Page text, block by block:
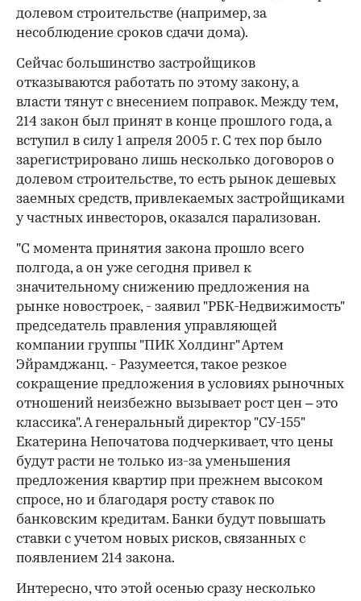
долевом строительстве (например, за
несоблюдение сроков сдачи дома).
Сейчас большинство застройщиков
отказываются работать по этому закону, а
власти тянут с внесением поправок. Между тем,
214 закон был принят в конце прошлого года, а
вступил в силу 1 апреля 2005 г. С тех пор было
зарегистрировано лишь несколько договоров о
долевом строительстве, то есть рынок дешевых
заемных средств, привлекаемых застройщиками
у частных инвесторов, оказался парализован.
"С момента принятия закона прошло всего
полгода, а он уже сегодня привел к
значительному снижению предложения на
рынке новостроек, - заявил "РБК-Недвижимость"
председатель правления управляющей
компании группы "ПИК Холдинг" Артем
Эйрамджанц. - Разумеется, такое резкое
сокращение предложения в условиях рыночных
отношений неизбежно вызывает рост цен – это
классика". А генеральный директор "СУ-155"
Екатерина Непочатова подчеркивает, что цены
будут расти не только из-за уменьшения
предложения квартир при прежнем высоком
спросе, но и благодаря росту ставок по
банковским кредитам. Банки будут повышать
ставки с учетом новых рисков, связанных с
появлением 214 закона.
Интересно, что этой осенью сразу несколько